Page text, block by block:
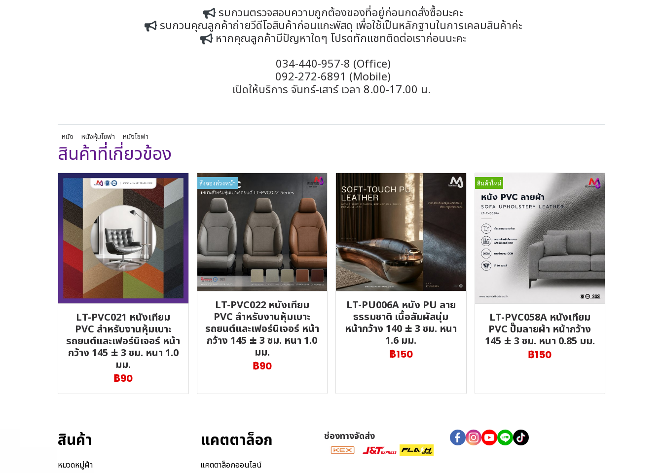
รบกวนตรวจสอบความถูกต้องของที่อยู่ก่อนกดสั่งซื้อนะคะ
รบกวนคุณลูกค้าถ่ายวีดีโอสินค้าก่อนแกะพัสดุ เพื่อใช้เป็นหลักฐานในการเคลมสินค้าค่ะ
หากคุณลูกค้ามีปัญหาใดๆ โปรดทักแชทติดต่อเราก่อนนะคะ
034-440-957-8 (Office)
092-272-6891 (Mobile)
เปิดให้บริการ จันทร์-เสาร์ เวลา 8.00-17.00 น.
หนัง หนังหุ้มโซฟา หนังโซฟา
สินค้าที่เกี่ยวข้อง
LT-PVC021 หนังเทียม
PVC สำหรับงานหุ้มเบาะ
รถยนต์และเฟอร์นิเจอร์ หน้า
กว้าง 145 ± 3 ซม. หนา 1.0
มม.
฿90
สั่งจองล่วงหน้า
LT-PVC022 หนังเทียม
PVC สำหรับงานหุ้มเบาะ
รถยนต์และเฟอร์นิเจอร์ หน้า
กว้าง 145 ± 3 ซม. หนา 1.0
มม.
฿90
LT-PU006A หนัง PU ลาย
ธรรมชาติ เนื้อสัมผัสนุ่ม
หน้ากว้าง 140 ± 3 ซม. หนา
1.6 มม.
฿150
สินค้าใหม่
LT-PVC058A หนังเทียม
PVC ปั๊มลายผ้า หน้ากว้าง
145 ± 3 ซม. หนา 0.85 มม.
฿150
สินค้า
หมวดหมู่ผ้า
แคตตาล็อก
แคตตาล็อกออนไลน์
ช่องทางจัดส่ง